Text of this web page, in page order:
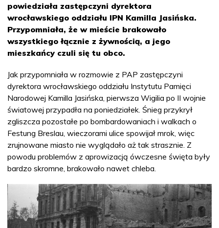
powiedziała zastępczyni dyrektora
wrocławskiego oddziału IPN Kamilla Jasińska.
Przypomniała, że w mieście brakowało
wszystkiego łącznie z żywnością, a jego
mieszkańcy czuli się tu obco.
Jak przypomniała w rozmowie z PAP zastępczyni
dyrektora wrocławskiego oddziału Instytutu Pamięci
Narodowej Kamilla Jasińska, pierwsza Wigilia po II wojnie
światowej przypadła na poniedziałek. Śnieg przykrył
zgliszcza pozostałe po bombardowaniach i walkach o
Festung Breslau, wieczorami ulice spowijał mrok, więc
zrujnowane miasto nie wyglądało aż tak strasznie. Z
powodu problemów z aprowizacją ówczesne święta były
bardzo skromne, brakowało nawet chleba.